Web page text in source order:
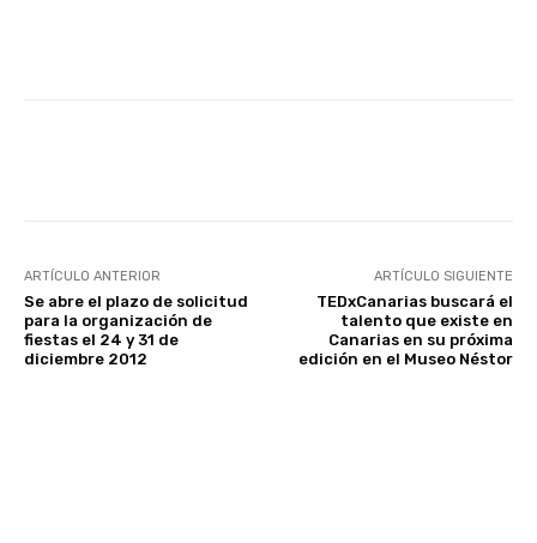
ARTÍCULO ANTERIOR
Se abre el plazo de solicitud
para la organización de
fiestas el 24 y 31 de
diciembre 2012
ARTÍCULO SIGUIENTE
TEDxCanarias buscará el
talento que existe en
Canarias en su próxima
edición en el Museo Néstor